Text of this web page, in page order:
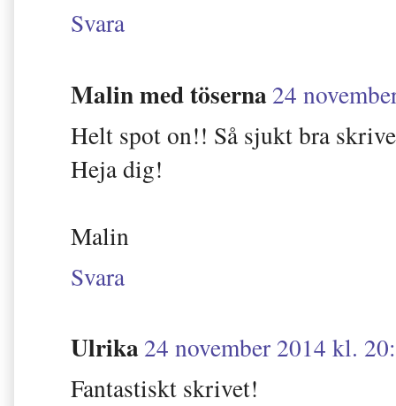
Svara
Malin med töserna24
Helt spot on!! Så sjukt bra
Heja dig!
Malin
Svara
Ulrika24 november 2014 kl.
Fantastiskt skrivet!